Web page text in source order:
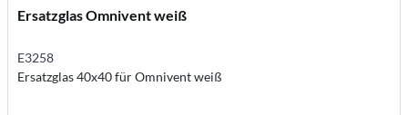
Ersatzglas Omnivent weiß
E3258
Ersatzglas 40x40 für Omnivent weiß